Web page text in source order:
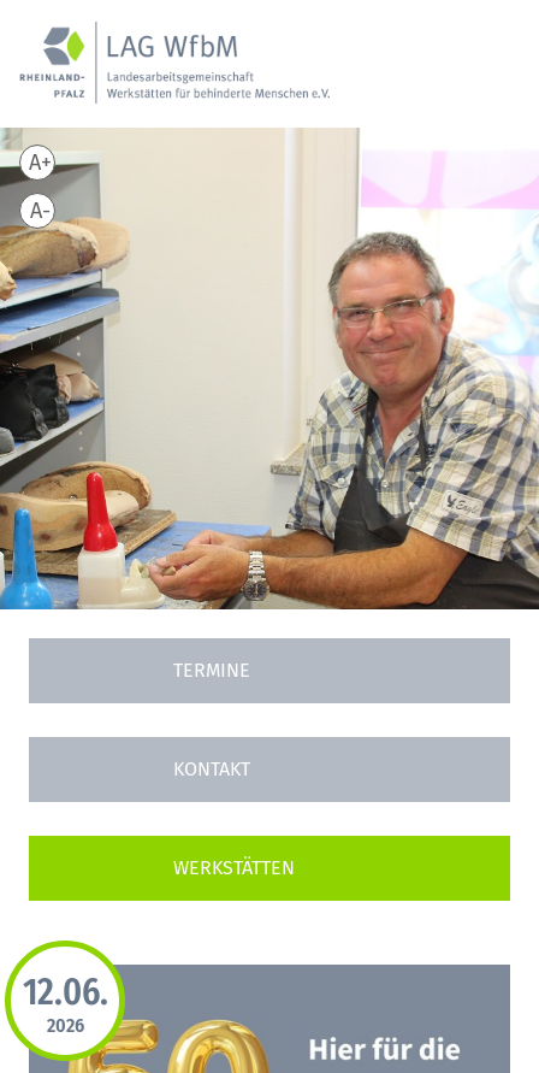
A-
A+
TERMINE
KONTAKT
12.06.
2026